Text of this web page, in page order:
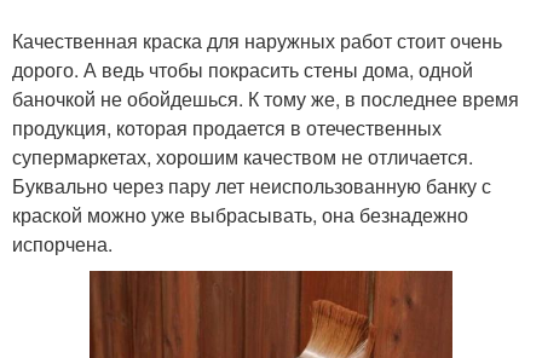
Качественная краска для наружных работ стоит очень
дорого. А ведь чтобы покрасить стены дома, одной
баночкой не обойдешься. К тому же, в последнее время
продукция, которая продается в отечественных
супермаркетах, хорошим качеством не отличается.
Буквально через пару лет неиспользованную банку с
краской можно уже выбрасывать, она безнадежно
испорчена.